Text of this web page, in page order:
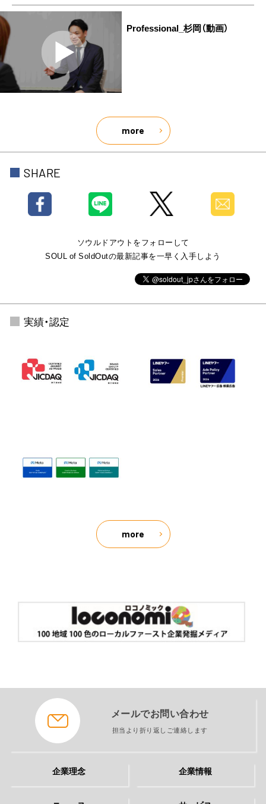
Professional_杉岡（動画）
more
SHARE
ソウルドアウトをフォローして
SOUL of SoldOutの最新記事を一早く入手しよう
実績・認定
more
メールでお問い合わせ
担当より折り返しご連絡します
企業理念 企業情報